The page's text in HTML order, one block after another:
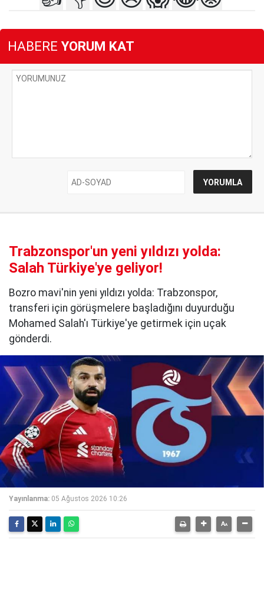
HABERE YORUM KAT
Trabzonspor'un yeni yıldızı yolda:
Salah Türkiye'ye geliyor!
Bozro mavi'nin yeni yıldızı yolda: Trabzonspor,
transferi için görüşmelere başladığını duyurduğu
Mohamed Salah'ı Türkiye'ye getirmek için uçak
gönderdi.
Yayınlanma: 05 Ağustos 2026 10:26